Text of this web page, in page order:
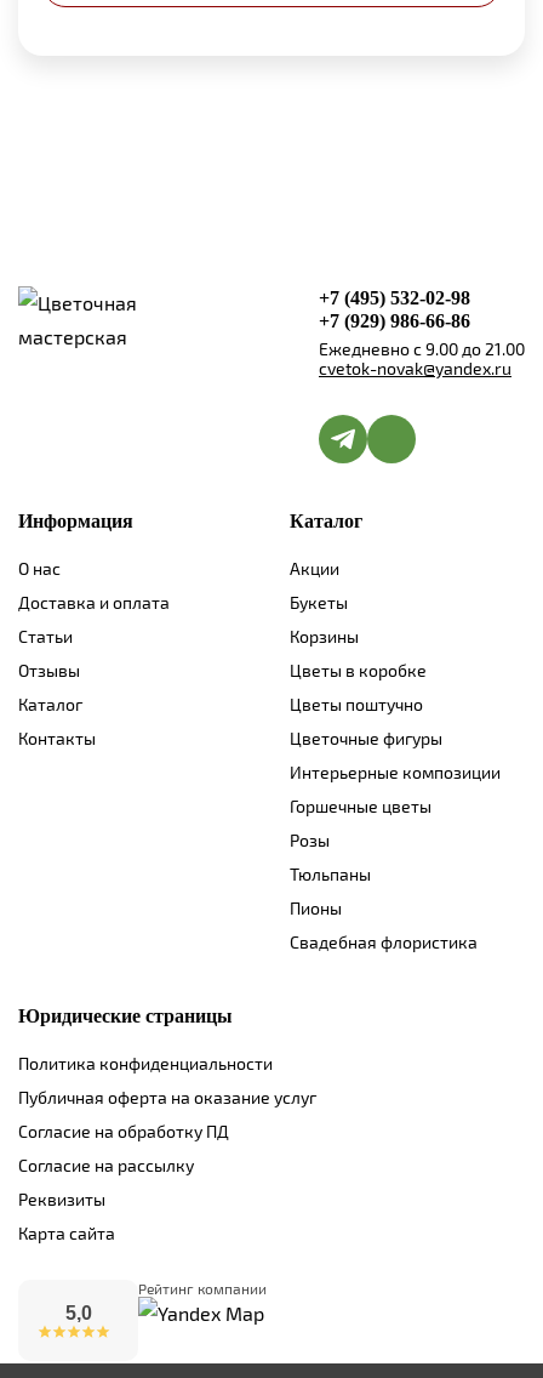
+7 (495) 532-02-98
+7 (929) 986-66-86
Ежедневно с 9.00 до 21.00
cvetok-novak@yandex.ru
Информация
О нас
Доставка и оплата
Статьи
Отзывы
Каталог
Контакты
Каталог
Акции
Букеты
Корзины
Цветы в коробке
Цветы поштучно
Цветочные фигуры
Интерьерные композиции
Горшечные цветы
Розы
Тюльпаны
Пионы
Свадебная флористика
Юридические страницы
Политика конфиденциальности
Публичная оферта на оказание услуг
Согласие на обработку ПД
Согласие на рассылку
Реквизиты
Карта сайта
5,0
Рейтинг компании